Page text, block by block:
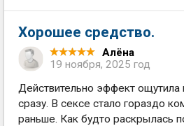
Хорошее средство.
Алёна
19 ноября, 2025 год
Действительно эффект ощутила
сразу. В сексе стало гораздо
раньше. Как будто раскрылась